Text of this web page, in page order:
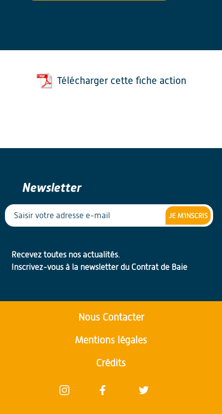
Télécharger cette fiche action
Newsletter
JE M'INSCRIS
Recevez toutes nos actualités.
Inscrivez-vous à la newsletter du Contrat de Baie
Nous Contacter
Mentions légales
Crédits